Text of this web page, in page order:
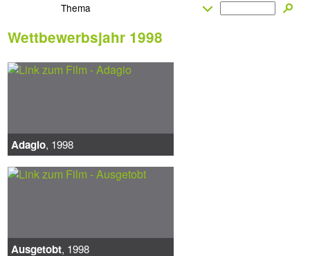
Wettbewerbsjahr 1998
Adagio, 1998
Ausgetobt, 1998